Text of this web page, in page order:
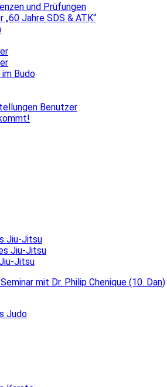
und Prüfungen
„60 Jahre SDS & ATK“
Budo
Benutzer
Jiu-Jitsu
Jiu-Jitsu
Jitsu
mit Dr. Philip Chenique (10. Dan)
Judo